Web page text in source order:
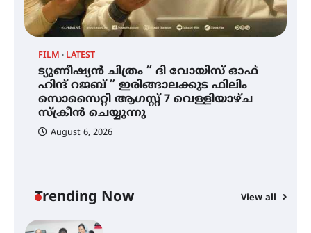
FILM LATEST
ട്യുണീഷ്യൻ ചിത്രം ” ദി വോയിസ് ഓഫ്
ഹിന്ദ് റജബ് ” ഇരിങ്ങാലക്കുട ഫിലിം
സൊസൈറ്റി ആഗസ്റ്റ് 7 വെള്ളിയാഴ്ച
സ്‌ക്രീൻ ചെയ്യുന്നു
August 6, 2026
Trending Now View all
ഡോക്ടറേറ്റ് – ഇരിങ്ങാലക്കുട
സ്വദേശി ആതിര എം കെ യുടെ
നേട്ടം പ്രതിസന്ധികളോട് പൊരുതി
ട്യുണീഷ്യൻ ചിത്രം ” ദി വോയിസ്
ഓഫ് ഹിന്ദ് റജബ് ” ഇരിങ്ങാലക്കുട
ഫിലിം സൊസൈറ്റി ആഗസ്റ്റ് 7
വെള്ളിയാഴ്ച സ്‌ക്രീൻ ചെയ്യുന്നു